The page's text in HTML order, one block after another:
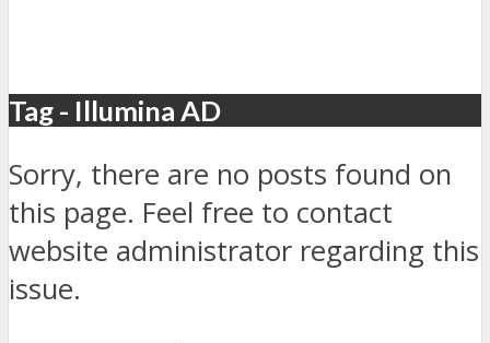
Tag - Illumina AD
Sorry, there are no posts found on
this page. Feel free to contact
website administrator regarding this
issue.